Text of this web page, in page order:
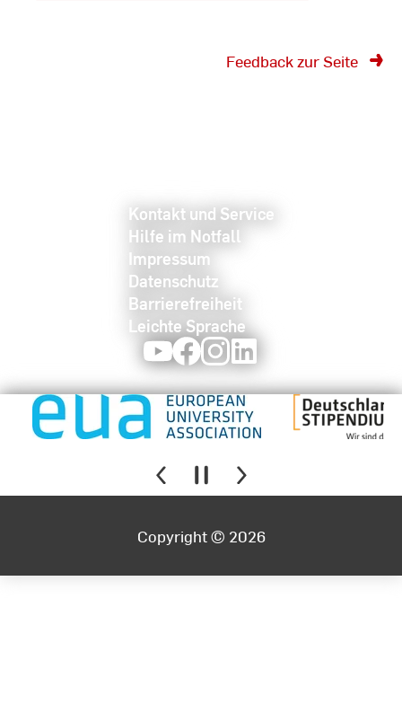
Feedback zur Seite
Kontakt und Service
Hilfe im Notfall
Impressum
Datenschutz
Barrierefreiheit
Leichte Sprache
YoutubeFacebookInstagram
Copyright © 2026